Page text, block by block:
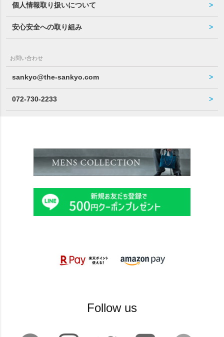
個人情報取り扱いについて
安心安全への取り組み
お問い合わせ
sankyo@the-sankyo.com
072-730-2233
Follow us